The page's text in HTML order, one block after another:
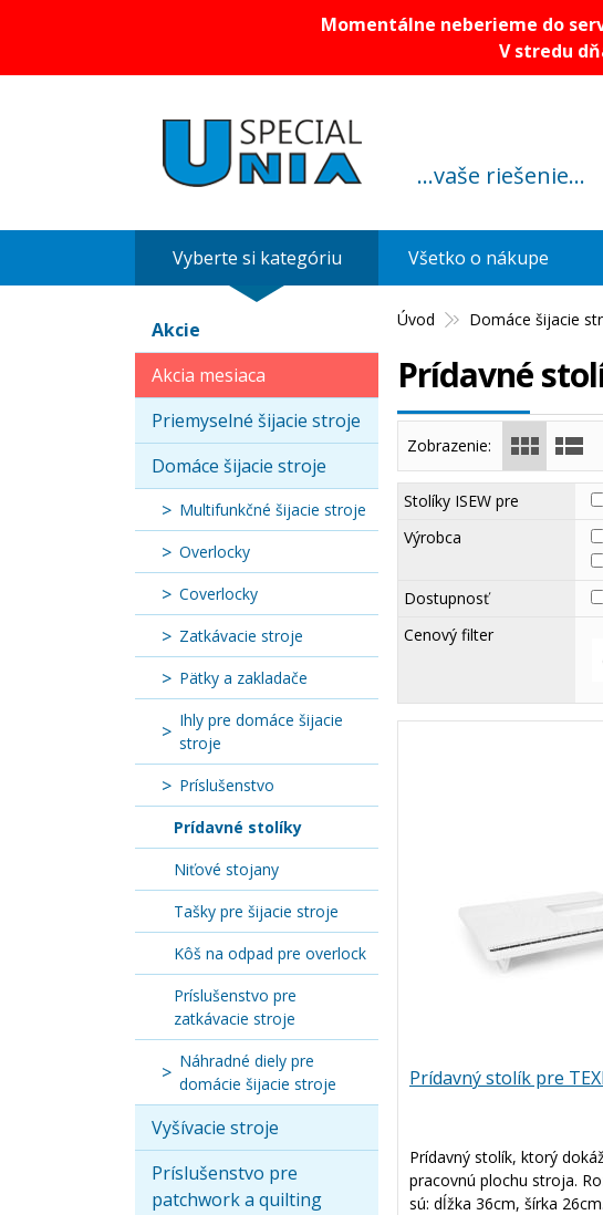
Momentálne neberieme do
V stredu
...vaše riešenie...
Úvod Domáce šijacie
Prídavné
Zobrazenie:
Stolíky ISEW pre
Výrobca
Dostupnosť
Cenový filter
Prídavný stolík pre
Prídavný stolík, ktorý
pracovnú plochu stroja.
sú: dĺžka 36cm, šírka
Akcie
Akcia mesiaca
Priemyselné šijacie stroje
Domáce šijacie stroje
Multifunkčné šijacie stroje
Overlocky
Coverlocky
Zatkávacie stroje
Pätky a zakladače
Ihly pre domáce šijacie
stroje
Príslušenstvo
Prídavné stolíky
Niťové stojany
Tašky pre šijacie stroje
Kôš na odpad pre overlock
Príslušenstvo pre
zatkávacie stroje
Náhradné diely pre
domácie šijacie stroje
Vyšívacie stroje
Príslušenstvo pre
patchwork a quilting
Vyberte si kategóriu Všetko o nákupe